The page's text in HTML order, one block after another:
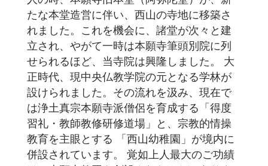
たな本堂造営に伴い、西山の寺地に移築さ
れました。これを機会に、諸堂が次々と建
立され、やがて一時は本願寺筆頭別院に列
せられるほど、当寺院は興隆しました。 大
正時代、現中央仏教学院の元となる学林が
設けられました。その流れを汲み、現在で
は浄土真宗本願寺派僧侶を育成する「得度
習礼・教師教修研修道場」と、宗教的情操
教育を主眼とする 「西山幼稚園」が境内に
併設されています。 覚如上人最大のご功績